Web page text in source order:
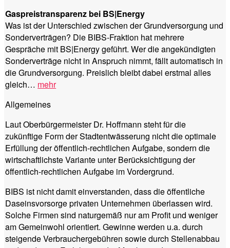
Gaspreistransparenz bei BS|Energy
Was ist der Unterschied zwischen der Grundversorgung und
Sonderverträgen? Die BIBS-Fraktion hat mehrere
Gespräche mit BS|Energy geführt. Wer die angekündigten
Sonderverträge nicht in Anspruch nimmt, fällt automatisch in
die Grundversorgung. Preislich bleibt dabei erstmal alles
gleich… mehr
Allgemeines
Laut Oberbürgermeister Dr. Hoffmann steht für die
zukünftige Form der Stadtentwässerung nicht die optimale
Erfüllung der öffentlich-rechtlichen Aufgabe, sondern die
wirtschaftlichste Variante unter Berücksichtigung der
öffentlich-rechtlichen Aufgabe im Vordergrund.
BIBS ist nicht damit einverstanden, dass die öffentliche
Daseinsvorsorge privaten Unternehmen überlassen wird.
Solche Firmen sind naturgemäß nur am Profit und weniger
am Gemeinwohl orientiert. Gewinne werden u.a. durch
steigende Verbrauchergebühren sowie durch Stellenabbau